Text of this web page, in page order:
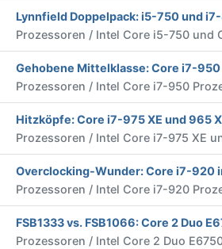
Lynnfield Doppelpack: i5-750 und
Prozessoren / Intel Core i5-750 und
Gehobene Mittelklasse: Core i7-950
Prozessoren / Intel Core i7-950
Hitzköpfe: Core i7-975 XE und 965
Prozessoren / Intel Core i7-975 XE
Overclocking-Wunder: Core i7-920
Prozessoren / Intel Core i7-920
FSB1333 vs. FSB1066: Core 2 Duo
Prozessoren / Intel Core 2 Duo